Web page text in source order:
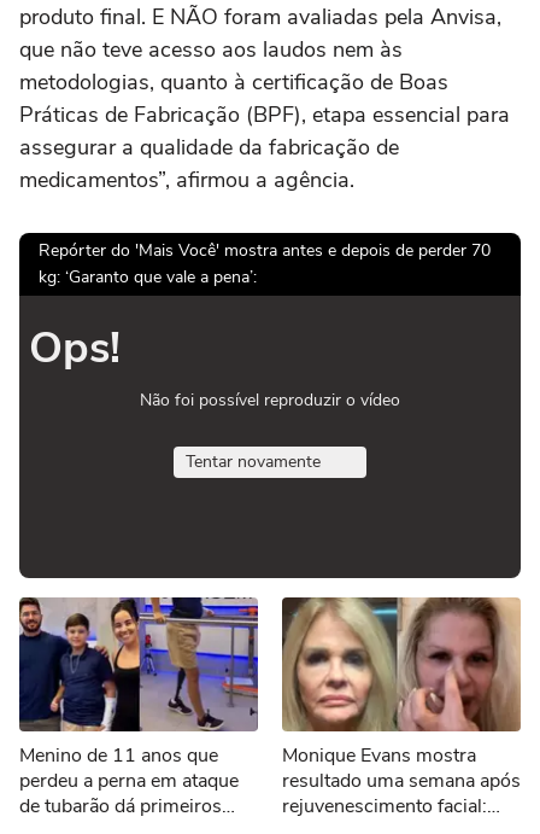
produto final. E NÃO foram avaliadas pela Anvisa,
que não teve acesso aos laudos nem às
metodologias, quanto à certificação de Boas
Práticas de Fabricação (BPF), etapa essencial para
assegurar a qualidade da fabricação de
medicamentos”, afirmou a agência.
Repórter do 'Mais Você' mostra antes e depois de perder 70
kg: ‘Garanto que vale a pena’:
Ops!
Não foi possível reproduzir o vídeo
Tentar novamente
Menino de 11 anos que
perdeu a perna em ataque
de tubarão dá primeiros
Monique Evans mostra
resultado uma semana após
rejuvenescimento facial: